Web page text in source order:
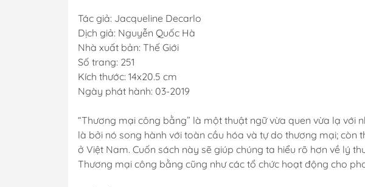
Tác giả: Jacqueline Decarlo
Dịch giả: Nguyễn Quốc Hà
Nhà xuất bản: Thế Giới
Số trang: 251
Kích thước: 14x20.5 cm
Ngày phát hành: 03-2019
“Thương mại công bằng” là một thuật ngữ vừa quen vừa lạ với
là bởi nó song hành với toàn cầu hóa và tự do thương mại; còn
ở Việt Nam. Cuốn sách này sẽ giúp chúng ta hiểu rõ hơn về lý
Thương mại công bằng cũng như các tổ chức hoạt động cho